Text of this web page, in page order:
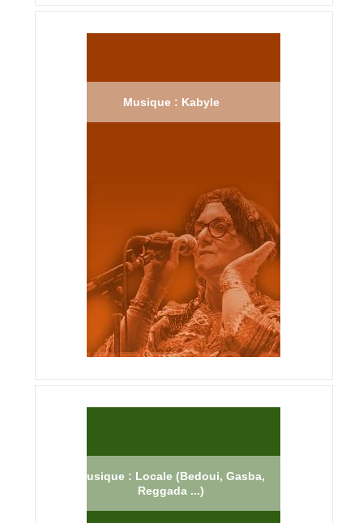
Musique : Kabyle
Musique : Locale (Bedoui, Gasba,
Reggada ...)